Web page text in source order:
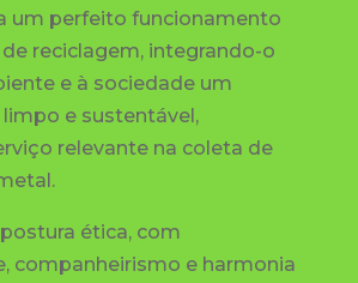
um perfeito funcionamento
reciclagem, integrando-o
e à sociedade um
e sustentável,
relevante na coleta de
ética, com
companheirismo e harmonia